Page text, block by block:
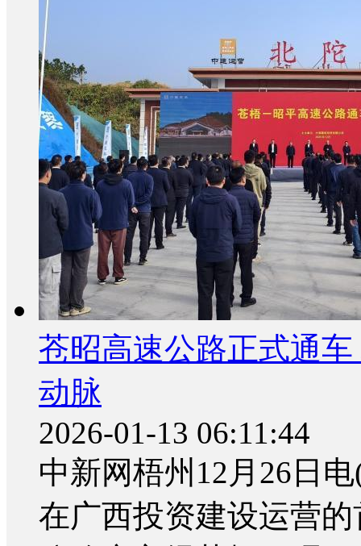
苍昭高速公路正式通
动脉
2026-01-13 06:11:44
中新网梧州12月26日
在广西投资建设运营